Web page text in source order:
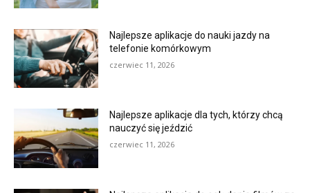
Najlepsze aplikacje do nauki jazdy na
telefonie komórkowym
czerwiec 11, 2026
Najlepsze aplikacje dla tych, którzy chcą
nauczyć się jeździć
czerwiec 11, 2026